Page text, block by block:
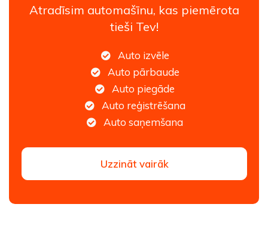
Atradīsim automašīnu, kas piemērota
tieši Tev!
Auto izvēle
Auto pārbaude
Auto piegāde
Auto reģistrēšana
Auto saņemšana
Uzzināt vairāk